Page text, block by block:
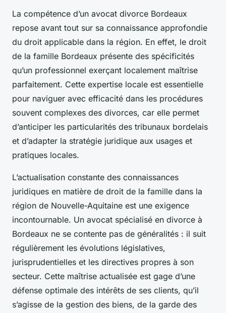
La compétence d’un avocat divorce Bordeaux
repose avant tout sur sa connaissance approfondie
du droit applicable dans la région. En effet, le droit
de la famille Bordeaux présente des spécificités
qu’un professionnel exerçant localement maîtrise
parfaitement. Cette expertise locale est essentielle
pour naviguer avec efficacité dans les procédures
souvent complexes des divorces, car elle permet
d’anticiper les particularités des tribunaux bordelais
et d’adapter la stratégie juridique aux usages et
pratiques locales.
L’actualisation constante des connaissances
juridiques en matière de droit de la famille dans la
région de Nouvelle-Aquitaine est une exigence
incontournable. Un avocat spécialisé en divorce à
Bordeaux ne se contente pas de généralités : il suit
régulièrement les évolutions législatives,
jurisprudentielles et les directives propres à son
secteur. Cette maîtrise actualisée est gage d’une
défense optimale des intérêts de ses clients, qu’il
s’agisse de la gestion des biens, de la garde des